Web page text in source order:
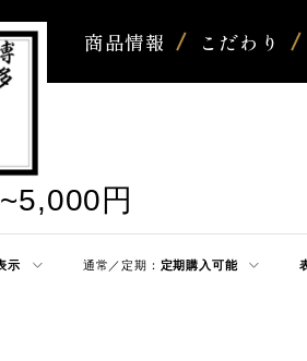
商品情報 こだわり
円
示 通常／定期： 定期購入可能